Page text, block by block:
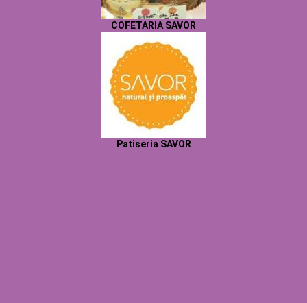
COFETARIA SAVOR
Patiseria SAVOR